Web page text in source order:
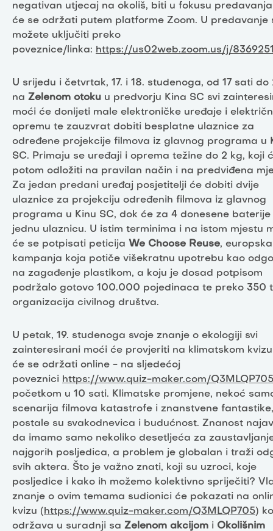
negativan utjecaj na okoliš, biti u fokusu
će se održati putem platforme Zoom. U predavanje
možete uključiti preko
poveznice/linka: https://us02web.zoom.us/j/
U srijedu i četvrtak, 17. i 18. studenoga, od 17 sati do
na Zelenom otoku u predvorju Kina SC svi
moći će donijeti male elektroničke uređaje i
opremu te zauzvrat dobiti besplatne ulaznice za
određene projekcije filmova iz glavnog programa u
SC. Primaju se uređaji i oprema težine do 2 kg, koji
potom odložiti na pravilan način i na predviđena
Za jedan predani uređaj posjetitelji će dobiti dvije
ulaznice za projekciju određenih filmova iz glavnog
programa u Kinu SC, dok će za 4 donesene
jednu ulaznicu. U istim terminima i na istom mjestu
će se potpisati peticija We Choose Reuse, europska
kampanja koja potiče višekratnu upotrebu kao
na zagađenje plastikom, a koju je dosad potpisom
podržalo gotovo 100.000 pojedinaca te preko 350
organizacija civilnog društva.
U petak, 19. studenoga svoje znanje o ekologiji svi
zainteresirani moći će provjeriti na klimatskom
će se održati online - na sljedećoj
poveznici https://www.quiz-maker.com/Q3MLQP705
početkom u 10 sati. Klimatske promjene, nekoć
scenarija filmova katastrofe i znanstvene fantastike,
postale su svakodnevica i budućnost. Znanost
da imamo samo nekoliko desetljeća za
najgorih posljedica, a problem je globalan i traži
svih aktera. Što je važno znati, koji su uzroci, koje
posljedice i kako ih možemo kolektivno spriječiti?
znanje o ovim temama sudionici će pokazati na
kvizu (https://www.quiz-maker.com/Q3MLQP705)
održava u suradnji sa Zelenom akcijom i Okolišnim